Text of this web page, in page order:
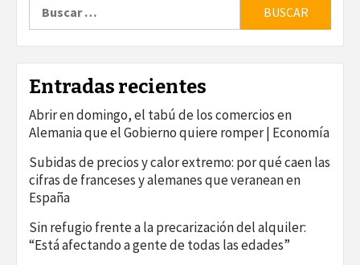
Entradas recientes
Abrir en domingo, el tabú de los comercios en
Alemania que el Gobierno quiere romper | Economía
Subidas de precios y calor extremo: por qué caen las
cifras de franceses y alemanes que veranean en
España
Sin refugio frente a la precarización del alquiler:
“Está afectando a gente de todas las edades”